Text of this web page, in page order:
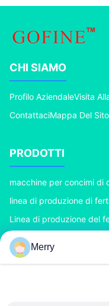
CHI SIAMO
Profilo AziendaleVisita
ContattaciMappa Del Sito
PRODOTTI
macchine per concimi di
linea di produzione di
Linea di produzione del
Linea di produzione del
Doppio granulatore del
Merry